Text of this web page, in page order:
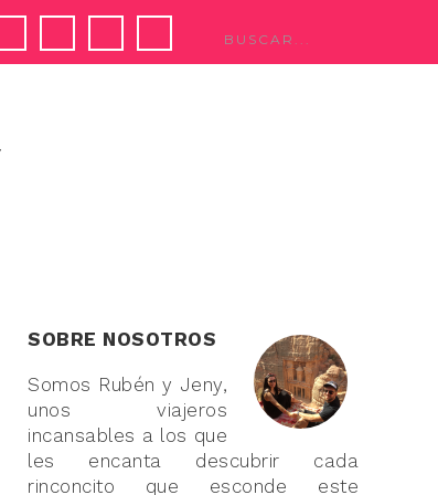
SOBRE NOSOTROS
Somos Rubén y Jeny,
unos viajeros
incansables a los que
les encanta descubrir cada
rinconcito que esconde este